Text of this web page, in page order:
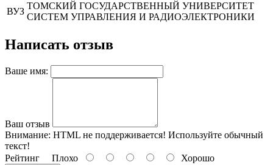
ВУЗ
ТОМСКИЙ ГОСУДАРСТВЕННЫЙ УНИВЕРСИТЕТ
СИСТЕМ УПРАВЛЕНИЯ И РАДИОЭЛЕКТРОНИКИ
Написать отзыв
Ваше имя:
Ваш отзыв
Внимание: HTML не поддерживается! Используйте обычный
текст!
Рейтинг Плохо Хорошо